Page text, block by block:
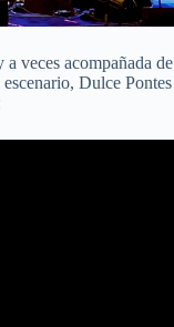
veces acompañada de
Dulce Pontes